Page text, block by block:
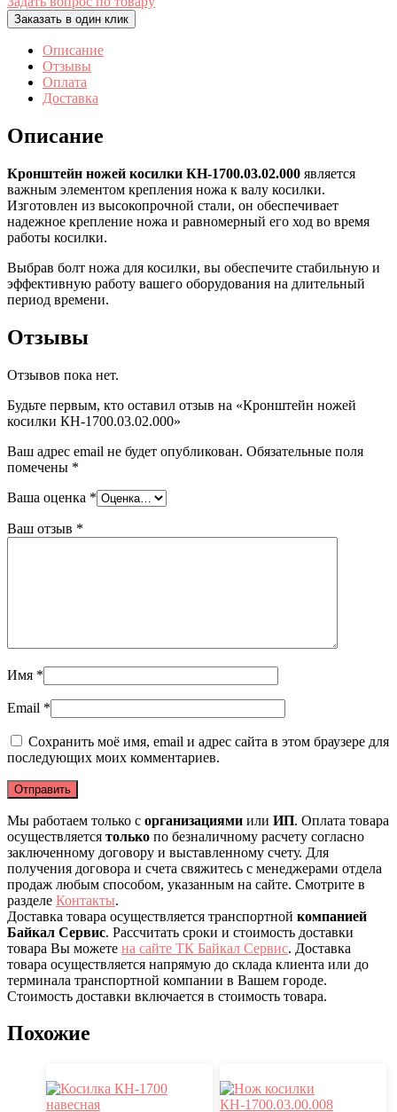
Заказать в один клик
Описание
Отзывы
Оплата
Доставка
Описание
Кронштейн ножей косилки КН-1700.03.02.000 является
важным элементом крепления ножа к валу косилки.
Изготовлен из высокопрочной стали, он обеспечивает
надежное крепление ножа и равномерный его ход во время
работы косилки.
Выбрав болт ножа для косилки, вы обеспечите стабильную и
эффективную работу вашего оборудования на длительный
период времени.
Отзывы
Отзывов пока нет.
Будьте первым, кто оставил отзыв на «Кронштейн ножей
косилки КН-1700.03.02.000»
Ваш адрес email не будет опубликован. Обязательные поля
помечены *
Ваша оценка *
Ваш отзыв *
Имя *
Email *
Сохранить моё имя, email и адрес сайта в этом браузере для
последующих моих комментариев.
Мы работаем только с организациями или ИП. Оплата товара
осуществляется только по безналичному расчету согласно
заключенному договору и выставленному счету. Для
получения договора и счета свяжитесь с менеджерами отдела
продаж любым способом, указанным на сайте. Смотрите в
разделе Контакты.
Доставка товара осуществляется транспортной компанией
Байкал Сервис. Рассчитать сроки и стоимость доставки
товара Вы можете на сайте ТК Байкал Сервис. Доставка
товара осуществляется напрямую до склада клиента или до
терминала транспортной компании в Вашем городе.
Стоимость доставки включается в стоимость товара.
Похожие